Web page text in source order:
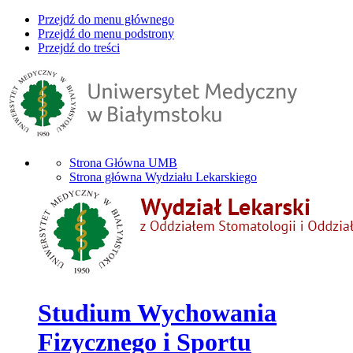
Przejdź do menu głównego
Przejdź do menu podstrony
Przejdź do treści
Strona Główna UMB
Strona główna Wydziału Lekarskiego
Studium Wychowania
Fizycznego i Sportu